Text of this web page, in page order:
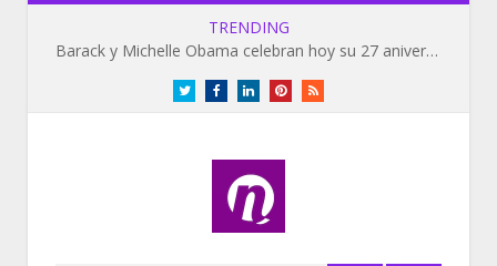
TRENDING
Barack y Michelle Obama celebran hoy su 27 aniversario de bodas
TwitterFacebookLinkedInPinterestRSS